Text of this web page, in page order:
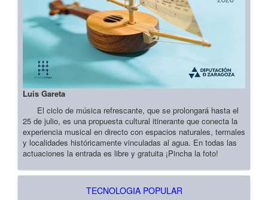
Luis Gareta
El ciclo de música refrescante, que se prolongará hasta el
25 de julio, es una propuesta cultural itinerante que conecta la
experiencia musical en directo con espacios naturales, termales
y localidades históricamente vinculadas al agua. En todas las
actuaciones la entrada es libre y gratuita ¡Pincha la foto!
TECNOLOGIA POPULAR